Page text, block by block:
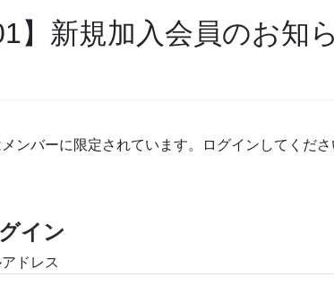
01】新規加入会員のお
ンバーに限定されています。ログインしてくだ
イン
ドレス